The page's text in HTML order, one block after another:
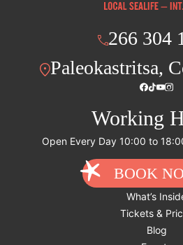
266 304
Paleokastritsa,
Working
Open Every Day 10:00 to
BOOK
What’s
Tickets &
Blog